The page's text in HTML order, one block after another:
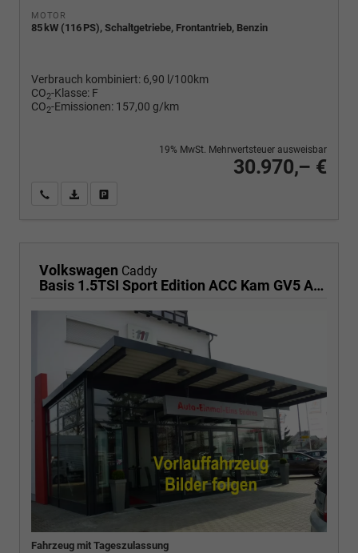
MOTOR
85 kW (116 PS), Schaltgetriebe, Frontantrieb, Benzin
Verbrauch kombiniert: 6,90 l/100km
CO2-Klasse: F
CO2-Emissionen: 157,00 g/km
30.970,– €
19% MwSt. Mehrwertsteuer ausweisbar
Wir rufen Sie anPDF-Fahrzeugexposé drucken
Volkswagen Caddy
Basis 1.5TSI Sport Edition ACC Kam GV5 App
Fahrzeug mit Tageszulassung